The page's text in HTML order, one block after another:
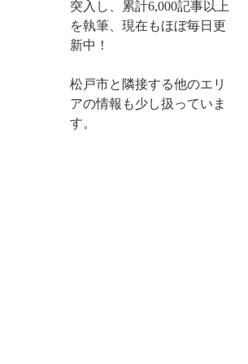
突入し、累計6,000記事以上
を執筆、現在もほぼ毎日更
新中！
松戸市と隣接する他のエリ
アの情報も少し扱っていま
す。